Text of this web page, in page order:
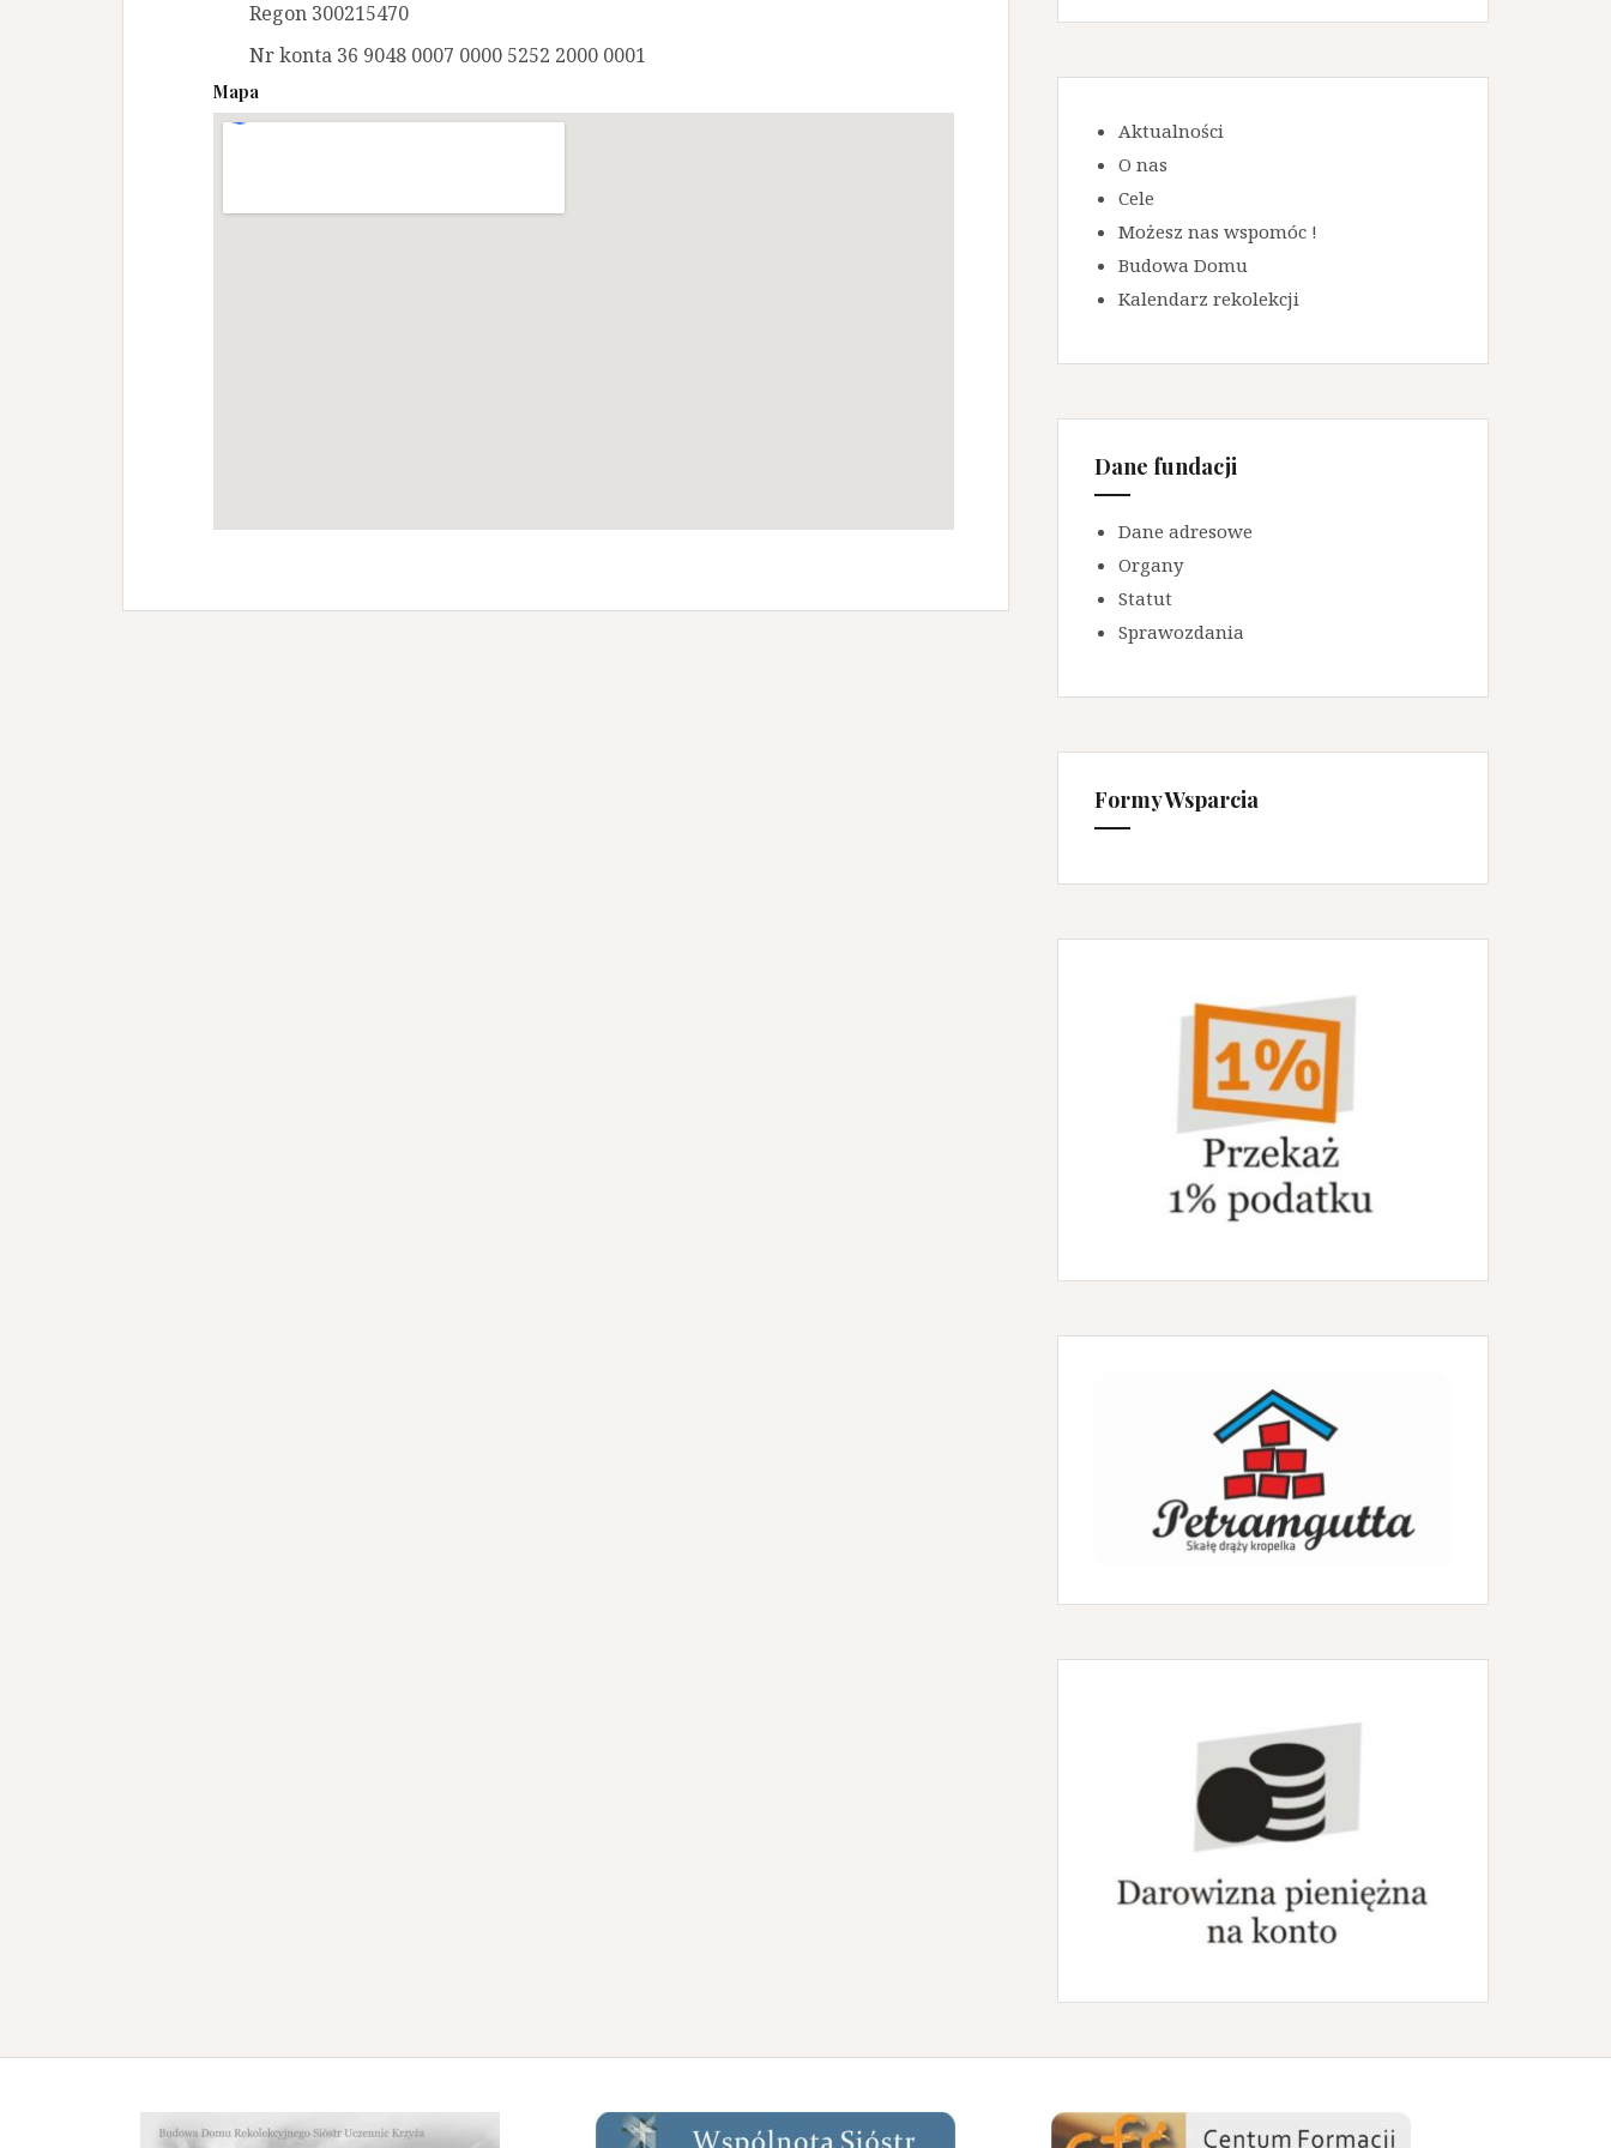
Regon 300215470
Nr konta 36 9048 0007 0000 5252 2000 0001
Mapa
Aktualności
O nas
Cele
Możesz nas wspomóc !
Budowa Domu
Kalendarz rekolekcji
Dane fundacji
Dane adresowe
Organy
Statut
Sprawozdania
Formy Wsparcia